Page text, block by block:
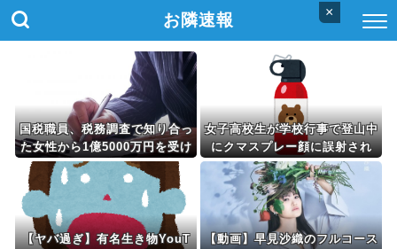
×
お隣速報
国税職員、税務調査で知り合っ
た女性から1億5000万円を受け
取り、競艇で3億円越えの収入
女子高校生が学校行事で登山中
にクマスプレー顔に誤射され
る ヘリで救助搬送
【ヤバ過ぎ】有名生き物YouT
【動画】早見沙織のフルコース